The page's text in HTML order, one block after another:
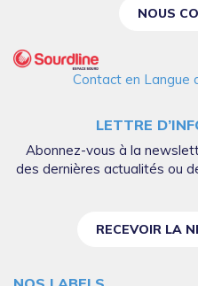
NOUS
Contact en Langue
LETTRE
Abonnez-vous à la
des dernières actualités ou
RECEVOIR LA